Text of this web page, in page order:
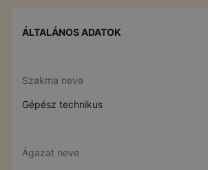
ÁLTALÁNOS ADATOK
Szakma neve
Gépész technikus
Ágazat neve